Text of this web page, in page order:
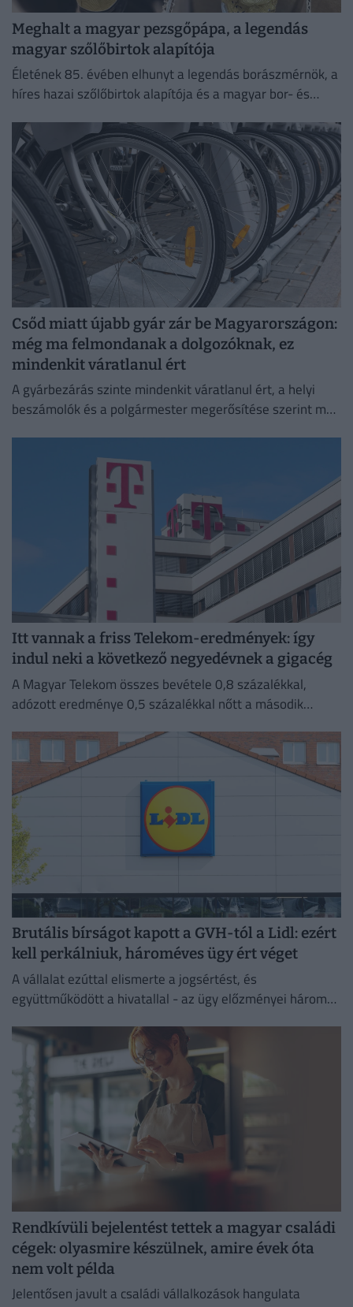
Meghalt a magyar pezsgőpápa, a legendás
magyar szőlőbirtok alapítója
Életének 85. évében elhunyt a legendás borászmérnök, a
híres hazai szőlőbirtok alapítója és a magyar bor- és
Csőd miatt újabb gyár zár be Magyarországon:
még ma felmondanak a dolgozóknak, ez
mindenkit váratlanul ért
A gyárbezárás szinte mindenkit váratlanul ért, a helyi
beszámolók és a polgármester megerősítése szerint még
Itt vannak a friss Telekom-eredmények: így
indul neki a következő negyedévnek a gigacég
A Magyar Telekom összes bevétele 0,8 százalékkal,
adózott eredménye 0,5 százalékkal nőtt a második
Brutális bírságot kapott a GVH-tól a Lidl: ezért
kell perkálniuk, hároméves ügy ért véget
A vállalat ezúttal elismerte a jogsértést, és
együttműködött a hivatallal - az ügy előzményei három
Rendkívüli bejelentést tettek a magyar családi
cégek: olyasmire készülnek, amire évek óta
nem volt példa
Jelentősen javult a családi vállalkozások hangulata